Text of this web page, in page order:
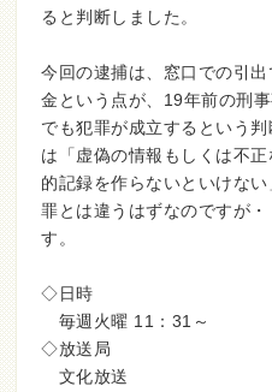
ると判断しました。
今回の逮捕は、窓口での引
金という点が、19年前の刑
でも犯罪が成立するという
は「虚偽の情報もしくは不
的記録を作らないといけな
罪とは違うはずなのですが
す。
◇日時
毎週火曜 11：31～
◇放送局
文化放送